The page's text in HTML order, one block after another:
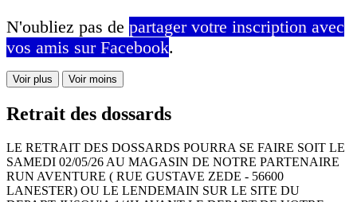
N'oubliez pas de partager votre inscription avec
vos amis sur Facebook.
Voir plus Voir moins
Retrait des dossards
LE RETRAIT DES DOSSARDS POURRA SE FAIRE SOIT LE
SAMEDI 02/05/26 AU MAGASIN DE NOTRE PARTENAIRE
RUN AVENTURE ( RUE GUSTAVE ZEDE - 56600
LANESTER) OU LE LENDEMAIN SUR LE SITE DU